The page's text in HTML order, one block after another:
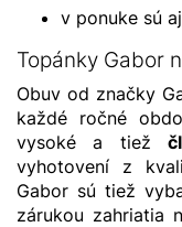
v ponuke sú
Topánky Gabor
Obuv od značky
každé ročné
vysoké a tiež
vyhotovení z
Gabor sú tiež
zárukou zahriatia